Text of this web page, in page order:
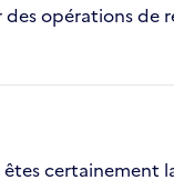
opérations de
certainement